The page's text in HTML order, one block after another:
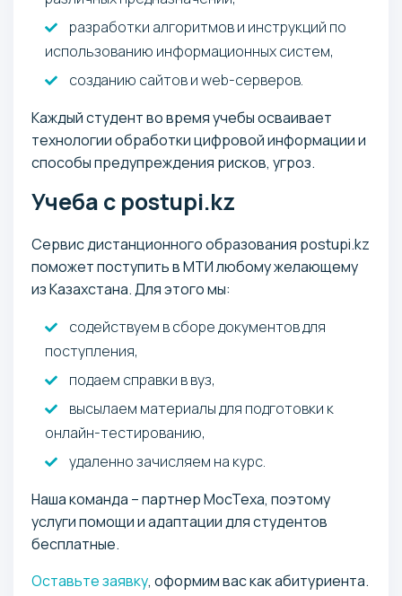
разработки алгоритмов и инструкций по
использованию информационных систем,
созданию сайтов и web-серверов.
Каждый студент во время учебы осваивает
технологии обработки цифровой информации и
способы предупреждения рисков, угроз.
Учеба с postupi.kz
Сервис дистанционного образования postupi.kz
поможет поступить в МТИ любому желающему
из Казахстана. Для этого мы:
содействуем в сборе документов для
поступления,
подаем справки в вуз,
высылаем материалы для подготовки к
онлайн-тестированию,
удаленно зачисляем на курс.
Наша команда – партнер МосТеха, поэтому
услуги помощи и адаптации для студентов
бесплатные.
Оставьте заявку, оформим вас как абитуриента.